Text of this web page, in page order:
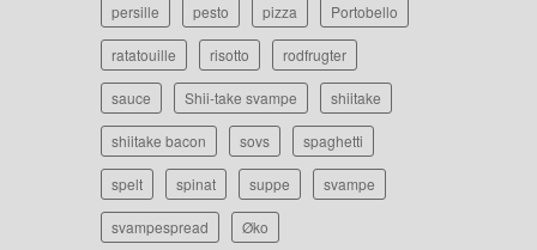
persille pesto pizza Portobello
ratatouille risotto rodfrugter
sauce Shii-take svampe shiitake
shiitake bacon sovs spaghetti
spelt spinat suppe svampe
svampespread Øko